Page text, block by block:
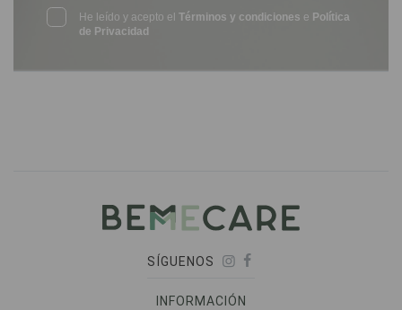
He leído y acepto elTérminos y condiciones e Política
de Privacidad
SÍGUENOS
INFORMACIÓN